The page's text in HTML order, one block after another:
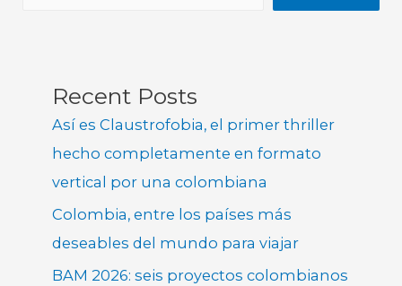
Recent Posts
Así es Claustrofobia, el primer thriller
hecho completamente en formato
vertical por una colombiana
Colombia, entre los países más
deseables del mundo para viajar
BAM 2026: seis proyectos colombianos